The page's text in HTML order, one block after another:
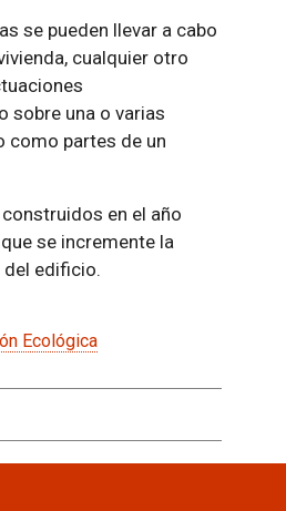
se pueden llevar a cabo
cualquier otro
sobre una o varias
como partes de un
en el año
se incremente la
edificio.
Ecológica